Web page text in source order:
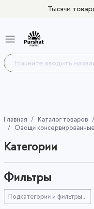
Тысячи
Главная Каталог товаров
Овощи консервированные
Категории
Фильтры
Подкатегории и фильтры...